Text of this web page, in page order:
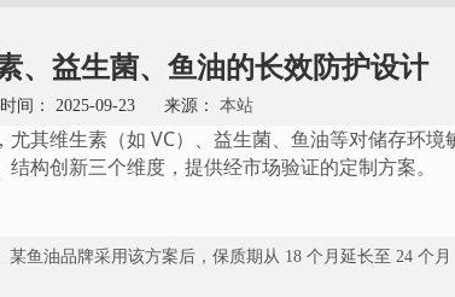
健品塑料瓶
保健品塑料瓶
健品塑料瓶
料瓶
、益生菌、鱼油的长效防护设计
： 2025-09-23 来源： 本站
其维生素（如 VC）、益生菌、鱼油等对储存环
构创新三个维度，提供经市场验证的定制方案。
鱼油品牌采用该方案后，保质期从 18 个月延长至 24 个